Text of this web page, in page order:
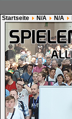
Startseite N/A N/A